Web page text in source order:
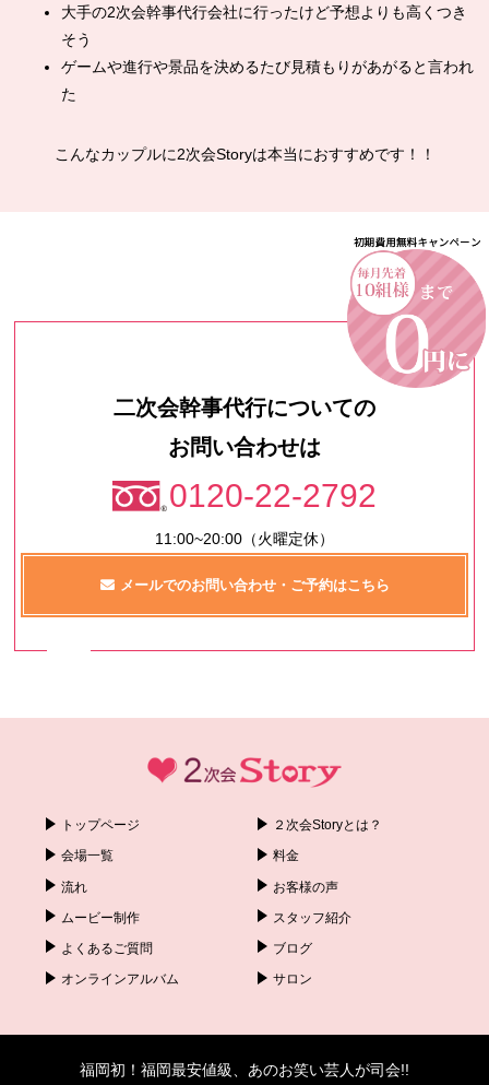
大手の2次会幹事代行会社に行ったけど予想よりも高くつき
そう
ゲームや進行や景品を決めるたび見積もりがあがると言われ
た
こんなカップルに2次会Storyは本当におすすめです！！
二次会幹事代行についての
お問い合わせは
0120-22-2792
11:00~20:00（火曜定休）
メールでのお問い合わせ・ご予約はこちら
トップページ ２次会Storyとは？
会場一覧 料金
流れ お客様の声
ムービー制作 スタッフ紹介
よくあるご質問 ブログ
オンラインアルバム サロン
福岡初！福岡最安値級、あのお笑い芸人が司会!!